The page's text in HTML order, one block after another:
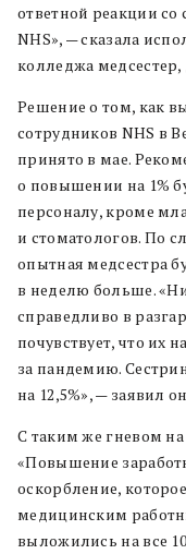
ответной реакции
NHS», — сказала
колледжа
Решение о том, как
сотрудников NHS в
принято в мае.
о повышении на 1%
персоналу, кроме
и стоматологов. По
опытная медсестра
в неделю больше.
справедливо в
почувствует, что их
за пандемию.
на 12,5%», — заявил
С таким же гневом
«Повышение
оскорбление,
медицинским
выложились на все